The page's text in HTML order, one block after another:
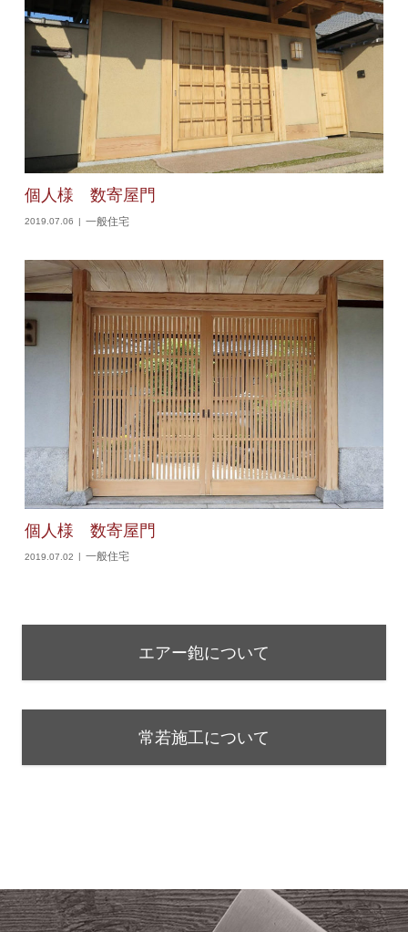
個人様 数寄屋門
2019.07.06 一般住宅
個人様 数寄屋門
2019.07.02 一般住宅
エアー鉋について
常若施工について